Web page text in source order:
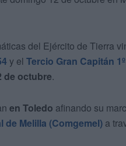
del Ejército de Tierra
y el Tercio Gran Capitán
de octubre.
en Toledo afinando su
de Melilla (Comgemel) a